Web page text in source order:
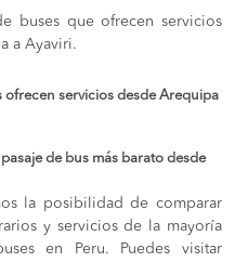
buses que ofrecen servicios
a Ayaviri.
ofrecen servicios desde Arequipa
de bus más barato desde
la posibilidad de comparar
y servicios de la mayoría
en Peru. Puedes visitar